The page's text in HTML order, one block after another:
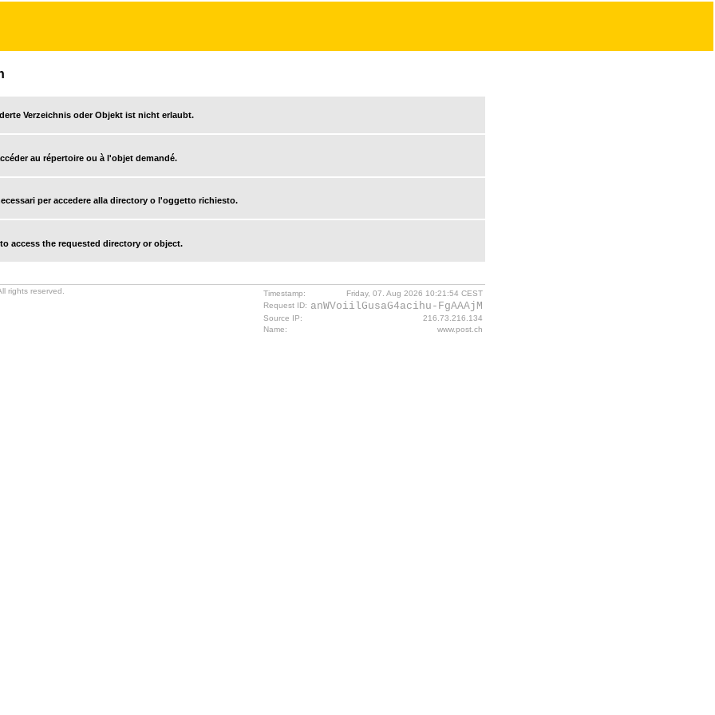
Verzeichnis oder Objekt ist nicht erlaubt.
au répertoire ou à l'objet demandé.
per accedere alla directory o l'oggetto richiesto.
access the requested directory or object.
rights reserved. Timestamp:
Friday, 07. Aug 2026 10:21:54 CEST
Request ID: anWVoiilGusaG4acihu-FgAAAjM
Source IP:
216.73.216.134
Name:
www.post.ch